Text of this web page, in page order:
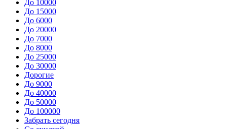
До 10000
До 15000
До 6000
До 20000
До 7000
До 8000
До 25000
До 30000
Дорогие
До 9000
До 40000
До 50000
До 100000
Забрать сегодня